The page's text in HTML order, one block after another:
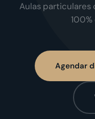
Aulas particulares
Agendar